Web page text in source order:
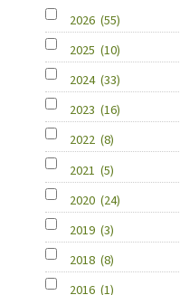
2026 (55)
2025 (10)
2024 (33)
2023 (16)
2022 (8)
2021 (5)
2020 (24)
2019 (3)
2018 (8)
2016 (1)